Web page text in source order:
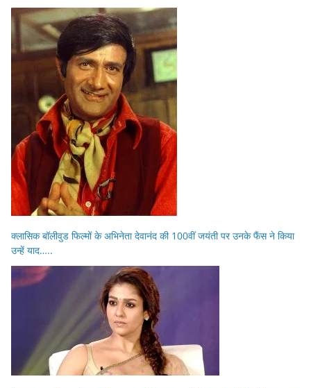
क्लासिक बॉलीवुड फिल्मों के अभिनेता देवानंद की 100वीं जयंती पर उनके फैंस ने किया
उन्हें याद…..